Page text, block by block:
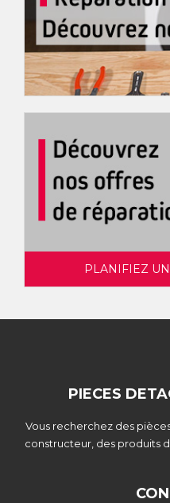
PLANIFIEZ
PIECES
Vous recherchez des
constructeur, des produits